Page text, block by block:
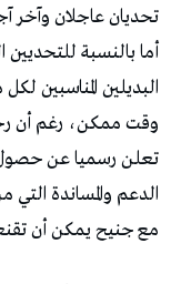
تحديان عاجلان وآخر
أما بالنسبة
البديلين المناسبين
وقت ممكن، رغم أن
تعلن رسميا عن
الدعم والمساندة
مع جنيح يمكن أن